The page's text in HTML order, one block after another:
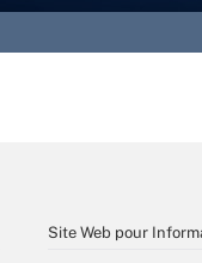
Site Web pour